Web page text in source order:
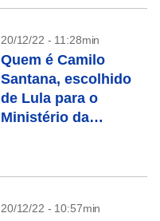
20/12/22 - 11:28min
Quem é Camilo
Santana, escolhido
de Lula para o
Ministério da
20/12/22 - 10:57min